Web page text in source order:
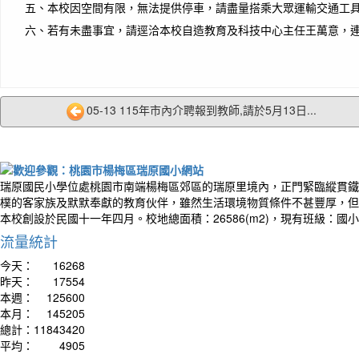
你比
五、 本校因空間有限，無法提供停車，請盡量搭乘大眾運輸交通工
六、 若有未盡事宜，請逕洽本校自造教育及科技中心主任王萬意，
05-13 115年市內介聘報到教師,請於5月13日...
瑞原國民小學位處桃園市南端楊梅區郊區的瑞原里境內，正門緊臨縱貫
樸的客家族及默默奉獻的教育伙伴，雖然生活環境物質條件不甚豐厚，
本校創設於民國十一年四月。校地總面積：26586(m2)，現有班級：國
流量統計
今天：
16268
昨天：
17554
本週：
125600
本月：
145205
總計： 11843420
平均：
4905